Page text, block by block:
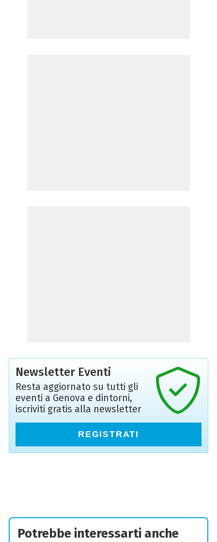
Newsletter Eventi
Resta aggiornato su tutti gli
eventi a Genova e dintorni,
iscriviti gratis alla newsletter
REGISTRATI
Potrebbe interessarti anche